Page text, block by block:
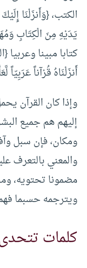
الكتب، {وَأَنزَلْنَا
كتابا مبينا وعربيا
أَنزَلْنَاهُ قُرْآناً عَرَبِيّاً
وإذا كان القرآن
إليهم هم جميع
ومكان، فإن سبل
والمعني بالتعرف
مضمونا تحتويه،
ويترجمه حسبما
كلمات